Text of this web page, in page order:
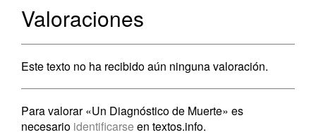
Valoraciones
Este texto no ha recibido aún ninguna valoración.
Para valorar «Un Diagnóstico de Muerte» es
necesario identificarse en textos.info.